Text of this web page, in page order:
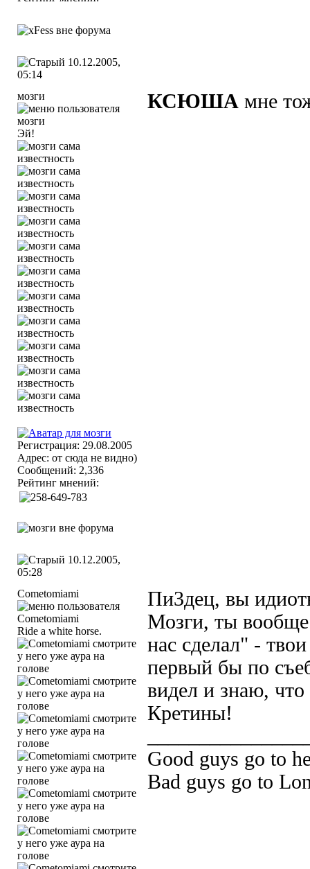
10.12.2005,
05:14
мозги
Эй!
Регистрация: 29.08.2005
Адрес: от сюда не видно)
Сообщений: 2,336
Рейтинг мнений:
КСЮША мне
10.12.2005,
05:28
Cometomiami
Ride a white horse.
Пи3дец, вы
Мозги, ты
нас сделал" -
первый бы по
видел и знаю, что
Кретины!
Good guys go to
Bad guys go to